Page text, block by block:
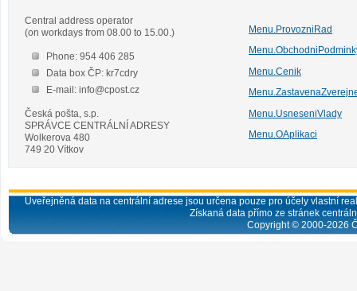
Central address operator
(on workdays from 08.00 to 15.00.)
Phone: 954 406 285
Data box ČP: kr7cdry
E-mail: info@cpost.cz
Česká pošta, s.p.
SPRÁVCE CENTRÁLNÍ ADRESY
Wolkerova 480
749 20 Vítkov
Menu.ProvozniRad
Menu.Cenik
Menu.UsneseniVlady
Menu.OAplikaci
Uveřejněná data na centrální adrese jsou určena pouze pro účely vlastní
Získaná data přímo ze stránek
Copyright © 2000-2026